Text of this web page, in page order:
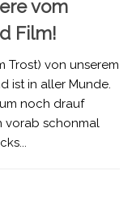
vom
Film!
Trost) von unserem
ist in aller Munde.
noch drauf
vorab schonmal